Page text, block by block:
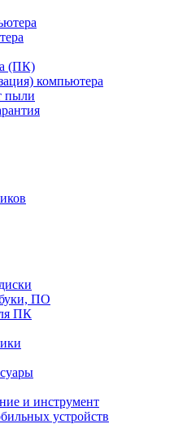
(ПК)
компьютера
пыли
ПО
ПК
и инструмент
устройств